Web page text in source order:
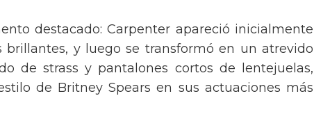
destacado: Carpenter apareció inicialmente
y luego se transformó en un atrevido
de strass y pantalones cortos de lentejuelas,
de Britney Spears en sus actuaciones más